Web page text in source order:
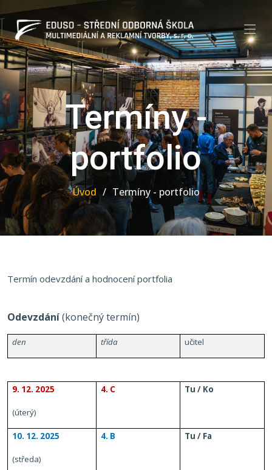
Termíny -
portfolio
Úvod Termíny - portfolio
Termín odevzdání a hodnocení portfolia
Odevzdání(konečný termín)
den třída učitel
9. 12. 2025
(úterý)
4. C Tu / Ko
10. 12. 2025
(středa)
4. B Tu / Fa